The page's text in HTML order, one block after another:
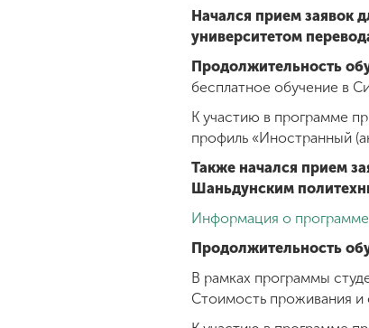
Начался прием заявок
университетом
Продолжительность
бесплатное обучение в
К участию в программе
профиль «Иностранный
Также начался прием
Шаньдунским
Информация о программе
Продолжительность
В рамках программы
Стоимость проживания